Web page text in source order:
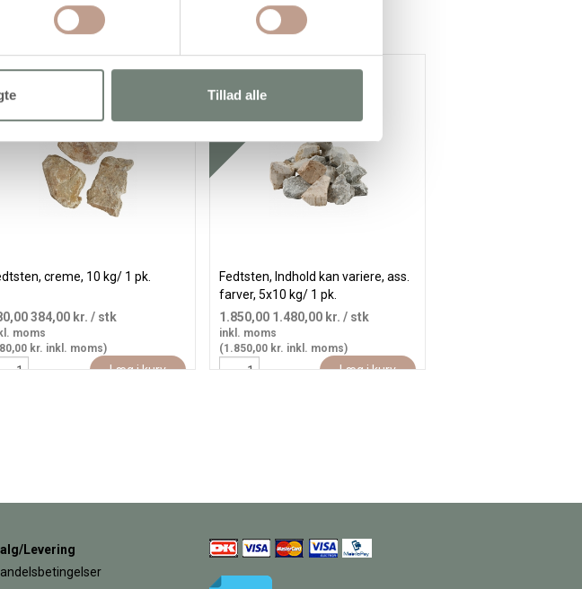
Tillad alle
i "Fedtsten"
creme, 10 kg/ 1 pk.
384,00 kr. / stk
moms
kr. inkl. moms)
Læg i kurv
Gratis levering
Fedtsten, Indhold kan variere, ass.
farver, 5x10 kg/ 1 pk.
1.850,00 1.480,00 kr. / stk
inkl. moms
(1.850,00 kr. inkl. moms)
Læg i kurv
Levering